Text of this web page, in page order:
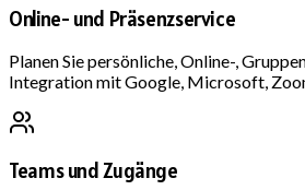
Online- und Präsenzservice
Planen Sie persönliche, Online-,
Integration mit Google, Microsoft,
Teams und Zugänge